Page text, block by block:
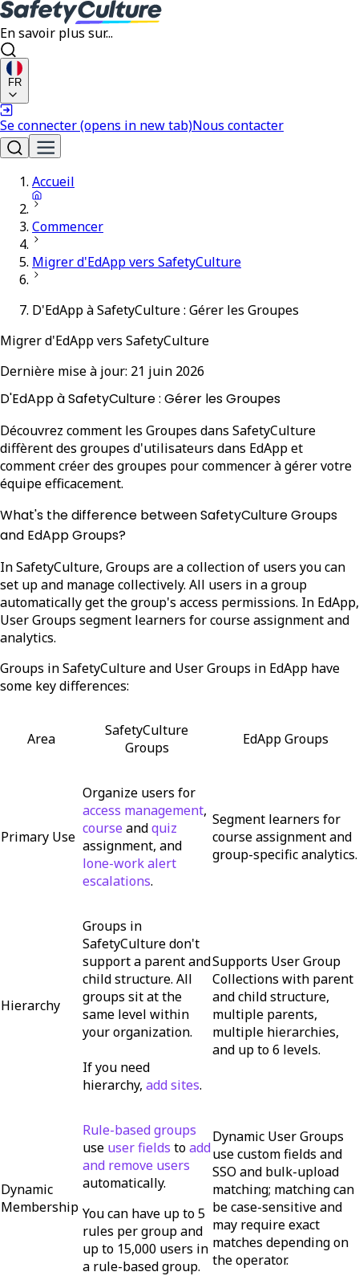
En savoir plus sur...
FR
Se connecter(opens in new tab)Nous contacter
Accueil
Commencer
Migrer d'EdApp vers SafetyCulture
D'EdApp à SafetyCulture : Gérer les Groupes
Migrer d'EdApp vers SafetyCulture
Dernière mise à jour: 21 juin 2026
D'EdApp à SafetyCulture : Gérer les Groupes
Découvrez comment les Groupes dans SafetyCulture
diffèrent des groupes d'utilisateurs dans EdApp et
comment créer des groupes pour commencer à gérer votre
équipe efficacement.
What's the difference between SafetyCulture Groups
and EdApp Groups?
In SafetyCulture, Groups are a collection of users you can
set up and manage collectively. All users in a group
automatically get the group's access permissions. In EdApp,
User Groups segment learners for course assignment and
analytics.
Groups in SafetyCulture and User Groups in EdApp have
some key differences:
Area
SafetyCulture
Groups
EdApp Groups
Primary Use
Organize users for
access management,
courseandquiz
assignment, and
lone-work alert
escalations.
Segment learners for
course assignment and
group-specific analytics.
Hierarchy
Groups in
SafetyCulture don't
support a parent and
child structure. All
groups sit at the
same level within
your organization.
If you need
hierarchy, add sites.
Supports User Group
Collections with parent
and child structure,
multiple parents,
multiple hierarchies,
and up to 6 levels.
Dynamic
Membership
Rule-based groups
use user fields toadd
and remove users
automatically.
You can have up to 5
rules per group and
up to 15,000 users in
a rule-based group.
Dynamic User Groups
use custom fields and
SSO and bulk-upload
matching; matching can
be case-sensitive and
may require exact
matches depending on
the operator.